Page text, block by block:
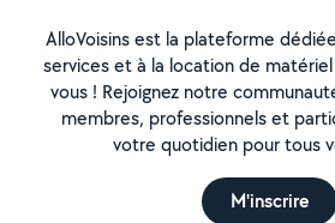
AlloVoisins est la plateforme
services et à la location de
vous ! Rejoignez notre
membres, professionnels et
votre quotidien pour tous
M'inscrire